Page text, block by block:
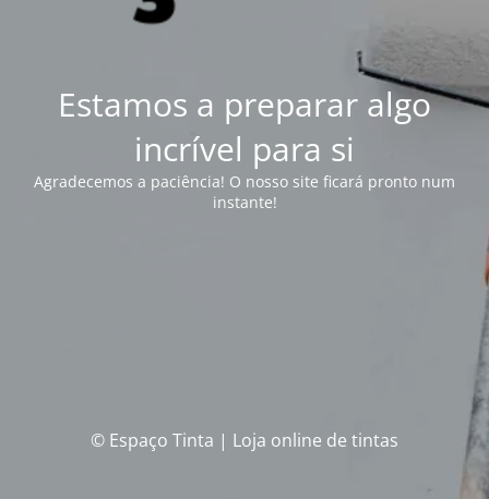
Estamos a preparar algo
incrível para si
Agradecemos a paciência! O nosso site ficará pronto num
instante!
© Espaço Tinta | Loja online de tintas